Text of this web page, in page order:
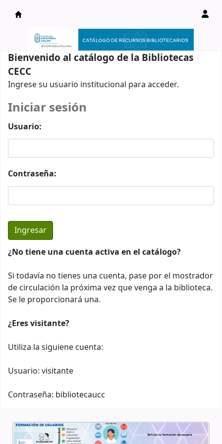
Catálogo en línea
Bienvenido al catálogo de la Bibliotecas
CECC
Ingrese su usuario institucional para acceder.
Iniciar sesión
Usuario:
Contraseña:
¿No tiene una cuenta activa en el catálogo?
Si todavía no tienes una cuenta, pase por el mostrador
de circulación la próxima vez que venga a la biblioteca.
Se le proporcionará una.
¿Eres visitante?
Utiliza la siguiene cuenta:
Usuario: visitante
Contraseña: bibliotecaucc